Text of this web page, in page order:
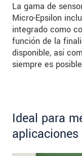
La gama de
Micro-Epsilon
integrado como
función de la
disponible, así
siempre es
Ideal para